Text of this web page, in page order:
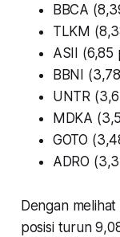
BBCA
TLKM
ASII (6,85
BBNI
UNTR
MDKA
GOTO
ADRO
Dengan
posisi turun